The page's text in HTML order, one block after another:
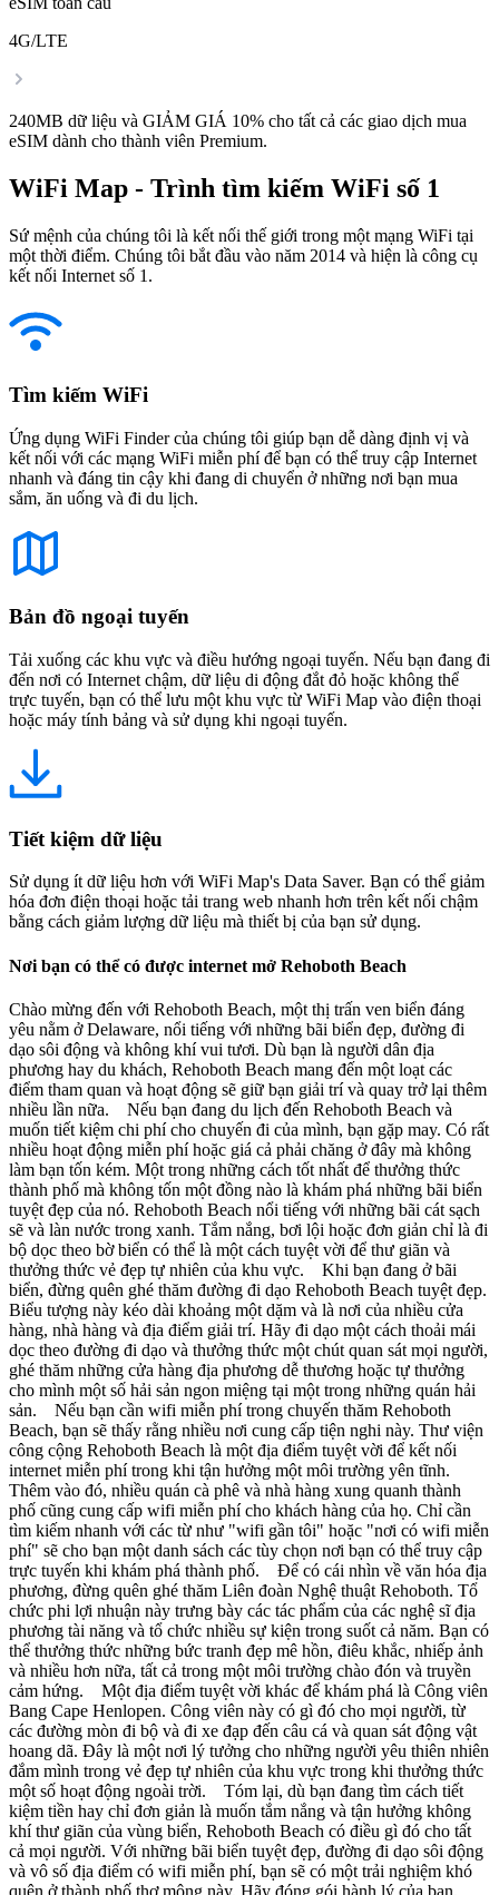
4G/LTE
240MB dữ liệu và GIẢM GIÁ 10% cho tất cả các giao dịch mua
eSIM dành cho thành viên Premium.
WiFi Map - Trình tìm kiếm WiFi số 1
Sứ mệnh của chúng tôi là kết nối thế giới trong một mạng WiFi tại
một thời điểm. Chúng tôi bắt đầu vào năm 2014 và hiện là công cụ
kết nối Internet số 1.
Tìm kiếm WiFi
Ứng dụng WiFi Finder của chúng tôi giúp bạn dễ dàng định vị và
kết nối với các mạng WiFi miễn phí để bạn có thể truy cập Internet
nhanh và đáng tin cậy khi đang di chuyển ở những nơi bạn mua
sắm, ăn uống và đi du lịch.
Bản đồ ngoại tuyến
Tải xuống các khu vực và điều hướng ngoại tuyến. Nếu bạn đang đi
đến nơi có Internet chậm, dữ liệu di động đắt đỏ hoặc không thể
trực tuyến, bạn có thể lưu một khu vực từ WiFi Map vào điện thoại
hoặc máy tính bảng và sử dụng khi ngoại tuyến.
Tiết kiệm dữ liệu
Sử dụng ít dữ liệu hơn với WiFi Map's Data Saver. Bạn có thể giảm
hóa đơn điện thoại hoặc tải trang web nhanh hơn trên kết nối chậm
bằng cách giảm lượng dữ liệu mà thiết bị của bạn sử dụng.
Nơi bạn có thể có được internet mở Rehoboth Beach
Chào mừng đến với Rehoboth Beach, một thị trấn ven biển đáng
yêu nằm ở Delaware, nổi tiếng với những bãi biển đẹp, đường đi
dạo sôi động và không khí vui tươi. Dù bạn là người dân địa
phương hay du khách, Rehoboth Beach mang đến một loạt các
điểm tham quan và hoạt động sẽ giữ bạn giải trí và quay trở lại thêm
nhiều lần nữa. Nếu bạn đang du lịch đến Rehoboth Beach và
muốn tiết kiệm chi phí cho chuyến đi của mình, bạn gặp may. Có rất
nhiều hoạt động miễn phí hoặc giá cả phải chăng ở đây mà không
làm bạn tốn kém. Một trong những cách tốt nhất để thưởng thức
thành phố mà không tốn một đồng nào là khám phá những bãi biển
tuyệt đẹp của nó. Rehoboth Beach nổi tiếng với những bãi cát sạch
sẽ và làn nước trong xanh. Tắm nắng, bơi lội hoặc đơn giản chỉ là đi
bộ dọc theo bờ biển có thể là một cách tuyệt vời để thư giãn và
thưởng thức vẻ đẹp tự nhiên của khu vực. Khi bạn đang ở bãi
biển, đừng quên ghé thăm đường đi dạo Rehoboth Beach tuyệt đẹp.
Biểu tượng này kéo dài khoảng một dặm và là nơi của nhiều cửa
hàng, nhà hàng và địa điểm giải trí. Hãy đi dạo một cách thoải mái
dọc theo đường đi dạo và thưởng thức một chút quan sát mọi người,
ghé thăm những cửa hàng địa phương dễ thương hoặc tự thưởng
cho mình một số hải sản ngon miệng tại một trong những quán hải
sản. Nếu bạn cần wifi miễn phí trong chuyến thăm Rehoboth
Beach, bạn sẽ thấy rằng nhiều nơi cung cấp tiện nghi này. Thư viện
công cộng Rehoboth Beach là một địa điểm tuyệt vời để kết nối
internet miễn phí trong khi tận hưởng một môi trường yên tĩnh.
Thêm vào đó, nhiều quán cà phê và nhà hàng xung quanh thành
phố cũng cung cấp wifi miễn phí cho khách hàng của họ. Chỉ cần
tìm kiếm nhanh với các từ như "wifi gần tôi" hoặc "nơi có wifi miễn
phí" sẽ cho bạn một danh sách các tùy chọn nơi bạn có thể truy cập
trực tuyến khi khám phá thành phố. Để có cái nhìn về văn hóa địa
phương, đừng quên ghé thăm Liên đoàn Nghệ thuật Rehoboth. Tổ
chức phi lợi nhuận này trưng bày các tác phẩm của các nghệ sĩ địa
phương tài năng và tổ chức nhiều sự kiện trong suốt cả năm. Bạn có
thể thưởng thức những bức tranh đẹp mê hồn, điêu khắc, nhiếp ảnh
và nhiều hơn nữa, tất cả trong một môi trường chào đón và truyền
cảm hứng. Một địa điểm tuyệt vời khác để khám phá là Công viên
Bang Cape Henlopen. Công viên này có gì đó cho mọi người, từ
các đường mòn đi bộ và đi xe đạp đến câu cá và quan sát động vật
hoang dã. Đây là một nơi lý tưởng cho những người yêu thiên nhiên
đắm mình trong vẻ đẹp tự nhiên của khu vực trong khi thưởng thức
một số hoạt động ngoài trời. Tóm lại, dù bạn đang tìm cách tiết
kiệm tiền hay chỉ đơn giản là muốn tắm nắng và tận hưởng không
khí thư giãn của vùng biển, Rehoboth Beach có điều gì đó cho tất
cả mọi người. Với những bãi biển tuyệt đẹp, đường đi dạo sôi động
và vô số địa điểm có wifi miễn phí, bạn sẽ có một trải nghiệm khó
quên ở thành phố thơ mộng này. Hãy đóng gói hành lý của bạn,